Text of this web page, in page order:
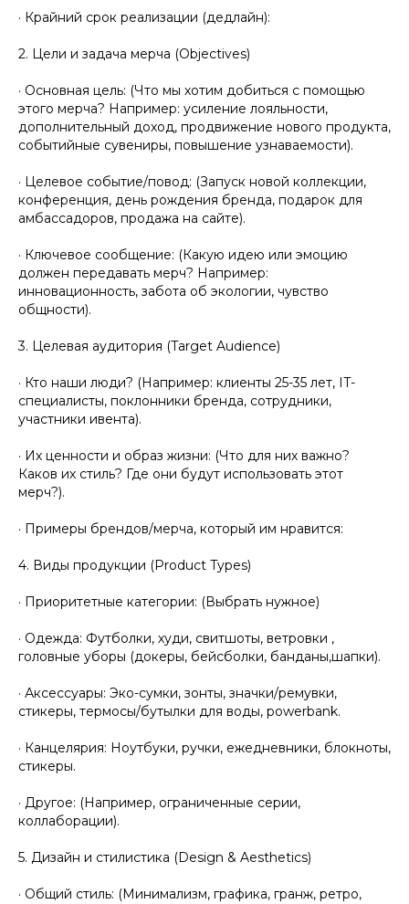
· Крайний срок реализации (дедлайн):
2. Цели и задача мерча (Objectives)
· Основная цель: (Что мы хотим добиться с помощью
этого мерча? Например: усиление лояльности,
дополнительный доход, продвижение нового продукта,
событийные сувениры, повышение узнаваемости).
· Целевое событие/повод: (Запуск новой коллекции,
конференция, день рождения бренда, подарок для
амбассадоров, продажа на сайте).
· Ключевое сообщение: (Какую идею или эмоцию
должен передавать мерч? Например:
инновационность, забота об экологии, чувство
общности).
3. Целевая аудитория (Target Audience)
· Кто наши люди? (Например: клиенты 25-35 лет, IT-
специалисты, поклонники бренда, сотрудники,
участники ивента).
· Их ценности и образ жизни: (Что для них важно?
Каков их стиль? Где они будут использовать этот
мерч?).
· Примеры брендов/мерча, который им нравится:
4. Виды продукции (Product Types)
· Приоритетные категории: (Выбрать нужное)
· Одежда: Футболки, худи, свитшоты, ветровки ,
головные уборы (докеры, бейсболки, банданы,шапки).
· Аксессуары: Эко-сумки, зонты, значки/ремувки,
стикеры, термосы/бутылки для воды, powerbank.
· Канцелярия: Ноутбуки, ручки, ежедневники, блокноты,
стикеры.
· Другое: (Например, ограниченные серии,
коллаборации).
5. Дизайн и стилистика (Design & Aesthetics)
· Общий стиль: (Минимализм, графика, гранж, ретро,